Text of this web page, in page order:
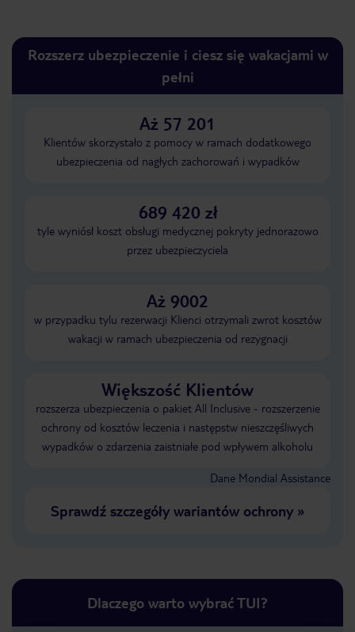
Rozszerz ubezpieczenie i ciesz się wakacjami w
pełni
Aż 57 201
Klientów skorzystało z pomocy w ramach dodatkowego
ubezpieczenia od nagłych zachorowań i wypadków
689 420 zł
tyle wyniósł koszt obsługi medycznej pokryty jednorazowo
przez ubezpieczyciela
Aż 9002
w przypadku tylu rezerwacji Klienci otrzymali zwrot kosztów
wakacji w ramach ubezpieczenia od rezygnacji
Większość Klientów
rozszerza ubezpieczenia o pakiet All Inclusive - rozszerzenie
ochrony od kosztów leczenia i następstw nieszczęśliwych
wypadków o zdarzenia zaistniałe pod wpływem alkoholu
Dane Mondial Assistance
Sprawdź szczegóły wariantów ochrony»
Dlaczego warto wybrać TUI?